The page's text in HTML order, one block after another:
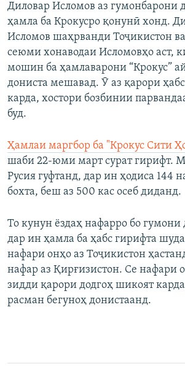
Диловар Исломов аз гумонбарони
ҳамла ба Крокусро қонунӣ хонд.
Исломов шаҳрванди Тоҷикистон
сеюми хонаводаи Исломовҳо аст,
мошин ба ҳамлаварони “Крокус”
дониста мешавад. Ӯ аз қарори
карда, хостори бозбинии
буд.
Ҳамлаи маргбор ба "Крокус Сити
шаби 22-юми март сурат гирифт.
Русия гуфтанд, дар ин ҳодиса 144
бохта, беш аз 500 кас осеб диданд.
То кунун ёздаҳ нафарро бо гумони
дар ин ҳамла ба ҳабс гирифта
нафари онҳо аз Тоҷикистон
нафар аз Қирғизистон. Се нафари
зидди қарори додгоҳ шикоят
расман бегуноҳ донистаанд.